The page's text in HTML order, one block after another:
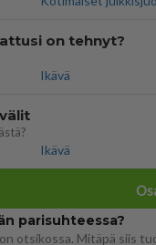
on tehnyt?
Ikävä
Ikävä
parisuhteessa?